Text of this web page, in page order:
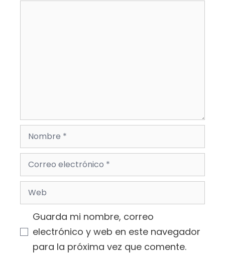
Nombre
Correo
electrónico
Web
Guarda mi nombre, correo
electrónico y web en este navegador
para la próxima vez que comente.